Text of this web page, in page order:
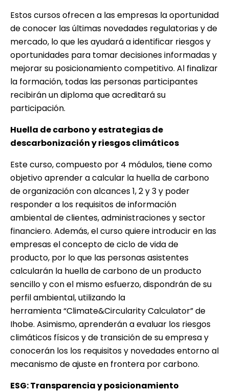
Estos cursos ofrecen a las empresas la oportunidad
de conocer las últimas novedades regulatorias y de
mercado, lo que les ayudará a identificar riesgos y
oportunidades para tomar decisiones informadas y
mejorar su posicionamiento competitivo. Al finalizar
la formación, todas las personas participantes
recibirán un diploma que acreditará su
participación.
Huella de carbono y estrategias de
descarbonización y riesgos climáticos
Este curso, compuesto por 4 módulos, tiene como
objetivo aprender a calcular la huella de carbono
de organización con alcances 1, 2 y 3 y poder
responder a los requisitos de información
ambiental de clientes, administraciones y sector
financiero. Además, el curso quiere introducir en las
empresas el concepto de ciclo de vida de
producto, por lo que las personas asistentes
calcularán la huella de carbono de un producto
sencillo y con el mismo esfuerzo, dispondrán de su
perfil ambiental, utilizando la
herramienta“Climate&Circularity Calculator” de
Ihobe. Asimismo, aprenderán a evaluar los riesgos
climáticos físicos y de transición de su empresa y
conocerán los los requisitos y novedades entorno al
mecanismo de ajuste en frontera por carbono.
ESG: Transparencia y posicionamiento